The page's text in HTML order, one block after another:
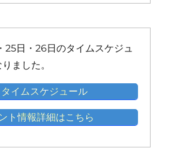
ン
ン
ン
ン
ン
ト)
ト)
ト)
ト)
25日・26日のタイムスケジュ
ました。
イムスケジュール
ト情報詳細はこちら